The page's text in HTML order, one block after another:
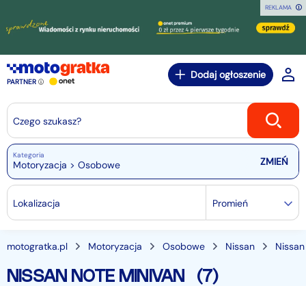
REKLAMA
PARTNER
Dodaj ogłoszenie
Czego szukasz?
Kategoria
Motoryzacja > Osobowe
Lokalizacja Promień
motogratka.pl Motoryzacja Osobowe Nissan
NISSAN NOTE MINIVAN (7)